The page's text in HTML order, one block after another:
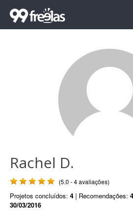
Rachel D.
(5.0 - 4 avaliações)
Projetos concluídos: 4 | Recomendações: 4
30/03/2016